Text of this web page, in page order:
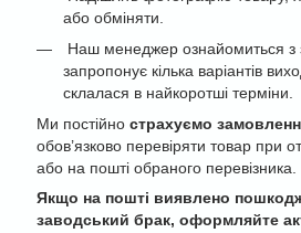
або обміняти.
Наш менеджер ознайомиться з
запропонує кілька варіантів
склалася в найкоротші терміни.
Ми постійно страхуємо
обов’язково перевіряти товар при
або на пошті обраного перевізника.
Якщо на пошті виявлено
заводський брак, оформляйте